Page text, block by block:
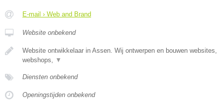
E-mail › Web and Brand
Website onbekend
Website ontwikkelaar in Assen. Wij ontwerpen en bouwen websites,
webshops, ▼
Diensten onbekend
Openingstijden onbekend